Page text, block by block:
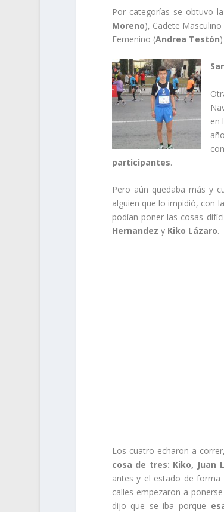
Por categorías se obtuvo
Moreno), Cadete Masculino
Femenino (Andrea Testón
en
participantes.
Pero aún quedaba más y
alguien que lo impidió, con
podían poner las cosas
Hernandez yKiko Lázaro.
Los cuatro echaron a
cosa de tres: Kiko, Juan
antes y el estado de forma
calles empezaron a
dijo que se iba porque